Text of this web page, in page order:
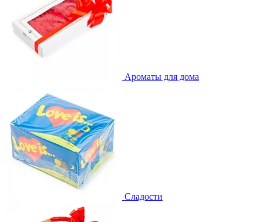
Ароматы для дома
Сладости